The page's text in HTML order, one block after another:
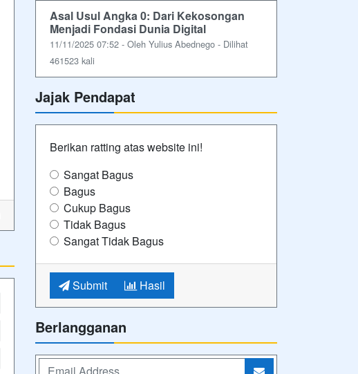
Asal Usul Angka 0: Dari Kekosongan
Menjadi Fondasi Dunia Digital
11/11/2025 07:52 - Oleh Yulius Abednego - Dilihat
461523 kali
Jajak Pendapat
Berikan ratting atas website ini!
Sangat Bagus
Bagus
Cukup Bagus
Tidak Bagus
Sangat Tidak Bagus
Submit Hasil
Berlangganan